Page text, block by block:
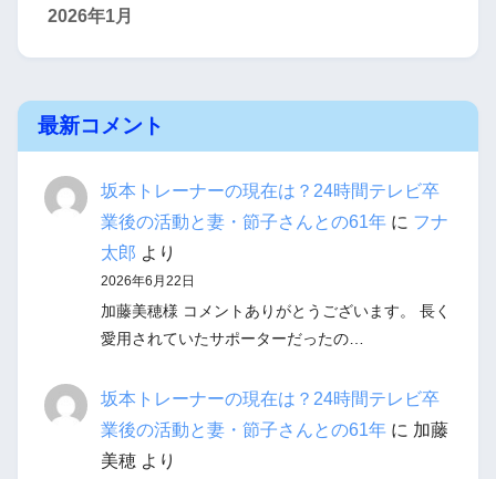
2026年1月
最新コメント
坂本トレーナーの現在は？24時間テレビ卒
業後の活動と妻・節子さんとの61年に フナ
太郎 より
2026年6月22日
加藤美穂様 コメントありがとうございます。 長く
愛用されていたサポーターだったの…
坂本トレーナーの現在は？24時間テレビ卒
業後の活動と妻・節子さんとの61年に 加藤
美穂より